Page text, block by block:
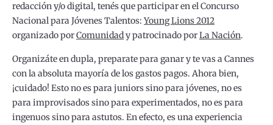
redacción y/o digital, tenés que participar en el Concurso
Nacional para Jóvenes Talentos: Young Lions 2012
organizado porComunidady patrocinado porLa Nación.
Organizáte en dupla, preparate para ganar y te vas a Cannes
con la absoluta mayoría de los gastos pagos. Ahora bien,
¡cuidado! Esto no es para juniors sino para jóvenes, no es
para improvisados sino para experimentados, no es para
ingenuos sino para astutos. En efecto, es una experiencia